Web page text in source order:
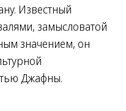
Известный
замысловатой
значением, он
Джафны.